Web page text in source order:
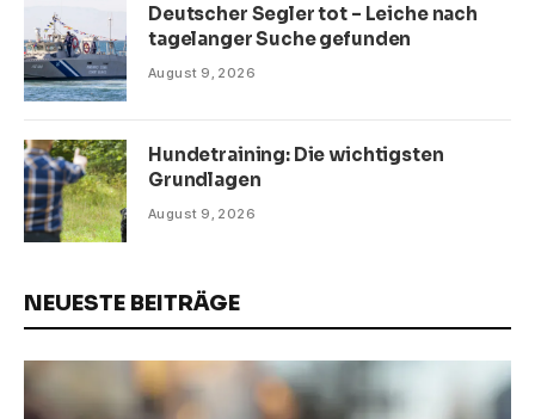
Deutscher Segler tot – Leiche nach
tagelanger Suche gefunden
August 9, 2026
Hundetraining: Die wichtigsten
Grundlagen
August 9, 2026
NEUESTE BEITRÄGE